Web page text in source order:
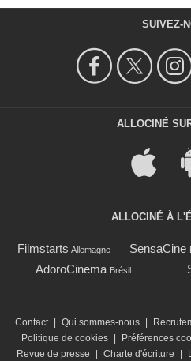
SUIVEZ-
ALLOCINÉ
ALLOCINÉ À
Filmstarts Allemagne SensaCine
AdoroCinema Brésil
Contact Qui sommes-nous
Politique de cookies
Préférences
Revue de presse
Charte d'écriture